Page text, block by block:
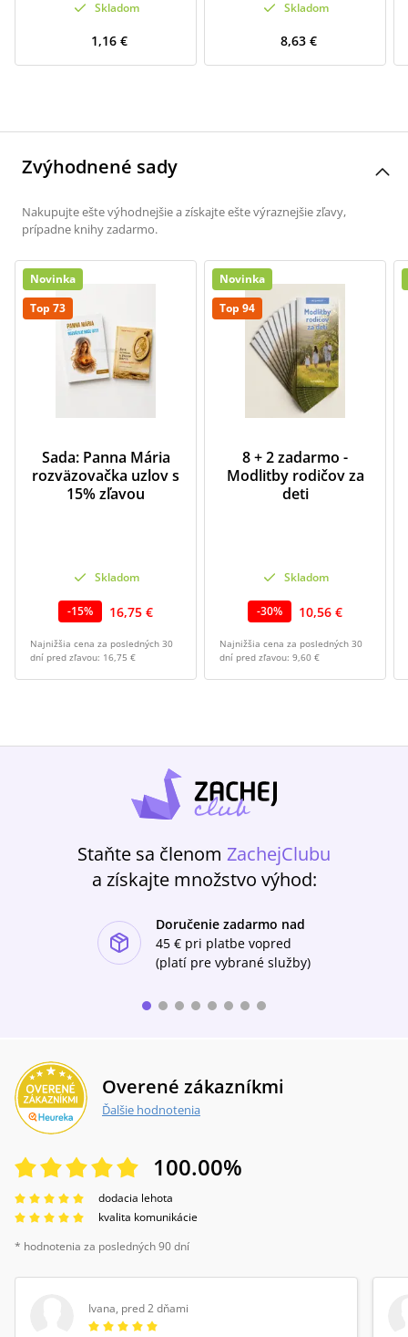
Skladom
1,16 €
Skladom
8,63 €
Zvýhodnené sady
Nakupujte ešte výhodnejšie a získajte ešte výraznejšie zľavy,
prípadne knihy zadarmo.
Novinka
Top 73
Sada: Panna Mária
rozväzovačka uzlov s
15% zľavou
Skladom
-15% 16,75 €
Najnižšia cena za posledných 30
dní pred zľavou: 16,75 €
Novinka
Top 94
8 + 2 zadarmo -
Modlitby rodičov za
deti
Skladom
-30% 10,56 €
Najnižšia cena za posledných 30
dní pred zľavou: 9,60 €
Staňte sa členom ZachejClubu
a získajte množstvo výhod:
Doručenie zadarmo nad
45 € pri platbe vopred
(platí pre vybrané služby)
Overené zákazníkmi
Ďalšie hodnotenia
100.00%
dodacia lehota
kvalita komunikácie
* hodnotenia za posledných 90 dní
Ivana, pred 2 dňami